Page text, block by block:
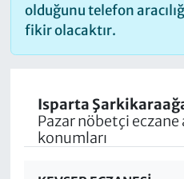
olduğunu telefon
fikir olacaktır.
Isparta
Pazar nöbetçi
konumları